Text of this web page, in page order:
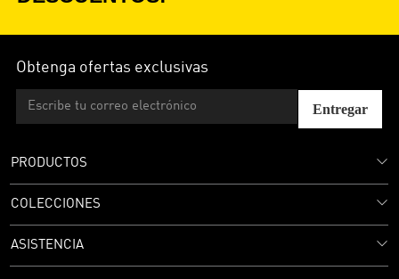
Obtenga ofertas exclusivas
Entregar
PRODUCTOS
COLECCIONES
ASISTENCIA